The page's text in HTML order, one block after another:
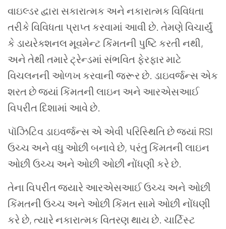
વાઇલ્ડરદ્વારા સકારાત્મક અને નકારાત્મક વિવિધતા
તરીકે વિવિધતા પ્રાપ્તકરવામાં આવી છે. તેમણે વિચાર્યું
કે ડાયરેક્શનલમૂવમેન્ટ કિંમતની પુષ્ટિકરતી નથી,
અને તેથી તમારેટ્રેન્ડમાં સંભવિતફેરફારમાટે
વિચલનની ઓળખકરવાની જરૂર છે. ડાઇવર્જન્સ એક
શરત છેજ્યાં કિંમતની લાઇન અને આરએસઆઈ
વિપરીત દિશામાં આવે છે.
પૉઝિટિવ ડાઇવર્જન્સ એ એવી પરિસ્થિતિ છેજ્યાં RSI
ઉચ્ચ અને વધુ ઓછી બનાવે છે, પરંતુ કિંમતની લાઇન
ઓછી ઉચ્ચ અને ઓછી ઓછી નોંધણી કરે છે.
તેના વિપરીતજ્યારે આરએસઆઈઉચ્ચ અને ઓછી
કિંમતની ઉચ્ચ અને ઓછી કિંમત સામે ઓછી નોંધણી
કરે છે, ત્યારેનકારાત્મક વિતરણથાય છે. ચાર્ટિસ્ટ